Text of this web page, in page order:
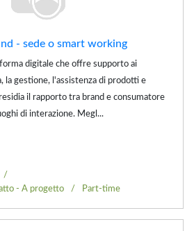
- sede o smart working
digitale che offre supporto ai
la gestione, l'assistenza di prodotti e
il rapporto tra brand e consumatore
di interazione. Megl...
- A progetto
Part-time